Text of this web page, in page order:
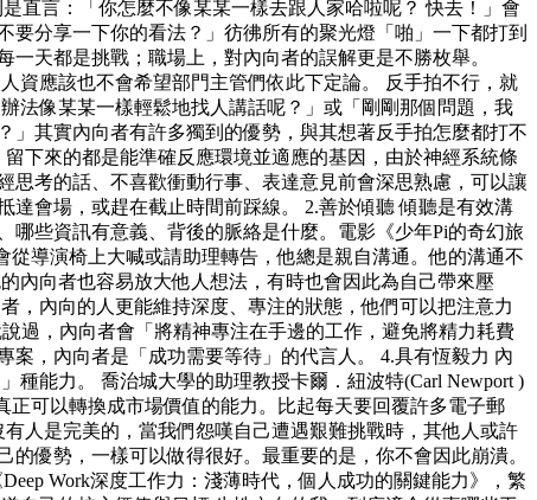
直言：「你怎麼不像某某一樣去跟人家哈啦呢？ 快去！」會
分享一下你的看法？」彷彿所有的聚光燈「啪」一下都打到
天都是挑戰；職場上，對內向者的誤解更是不勝枚舉。
資應該也不會希望部門主管們依此下定論。 反手拍不行，就
法像某某一樣輕鬆地找人講話呢？」或「剛剛那個問題，我
其實內向者有許多獨到的優勢，與其想著反手拍怎麼都打不
下來的都是能準確反應環境並適應的基因，由於神經系統條
考的話、不喜歡衝動行事、表達意見前會深思熟慮，可以讓
會場，或趕在截止時間前踩線。 2.善於傾聽 傾聽是有效溝
些資訊有意義、背後的脈絡是什麼。電影《少年Pi的奇幻旅
導演椅上大喊或請助理轉告，他總是親自溝通。他的溝通不
內向者也容易放大他人想法，有時也會因此為自己帶來壓
，內向的人更能維持深度、專注的狀態，他們可以把注意力
過，內向者會「將精神專注在手邊的工作，避免將精力耗費
，內向者是「成功需要等待」的代言人。 4.具有恆毅力 內
種能力。 喬治城大學的助理教授卡爾．紐波特(Carl Newport )
正可以轉換成市場價值的能力。比起每天要回覆許多電子郵
人是完美的，當我們怨嘆自己遭遇艱難挑戰時，其他人或許
優勢，一樣可以做得很好。最重要的是，你不會因此崩潰。
Work深度工作力：淺薄時代，個人成功的關鍵能力》，繁